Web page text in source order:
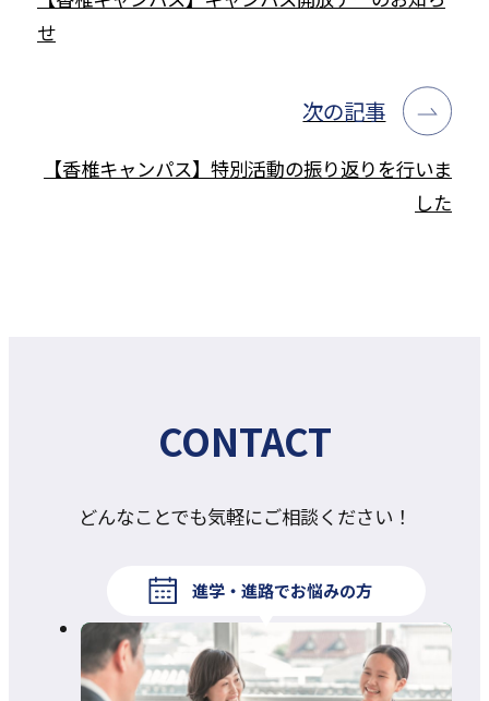
せ
次の記事
【香椎キャンパス】特別活動の振り返りを行いま
した
CONTACT
どんなことでも気軽にご相談ください！
進学・進路でお悩みの方